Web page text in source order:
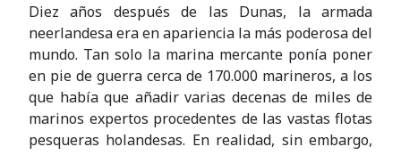
Diez años después de las Dunas, la armada
neerlandesa era en apariencia la más poderosa del
mundo. Tan solo la marina mercante ponía poner
en pie de guerra cerca de 170.000 marineros, a los
que había que añadir varias decenas de miles de
marinos expertos procedentes de las vastas flotas
pesqueras holandesas. En realidad, sin embargo,